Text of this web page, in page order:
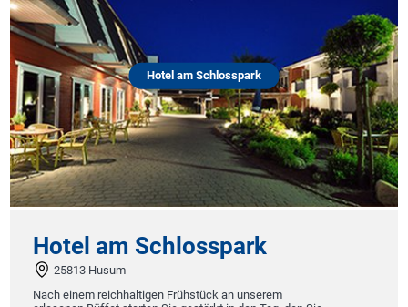
Hotel am Schlosspark
Hotel am Schlosspark
25813 Husum
Nach einem reichhaltigen Frühstück an unserem